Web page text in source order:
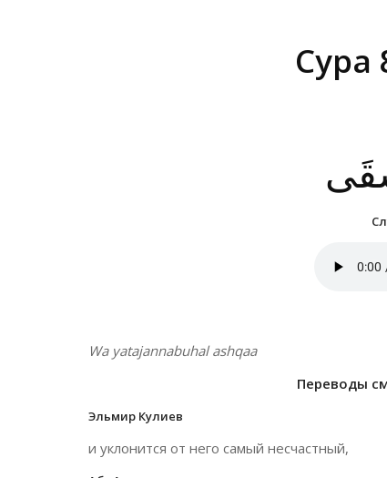
Сура
Wa yatajannabuhal ashqaa
Переводы
Эльмир Кулиев
и уклонится от него самый несчастный,